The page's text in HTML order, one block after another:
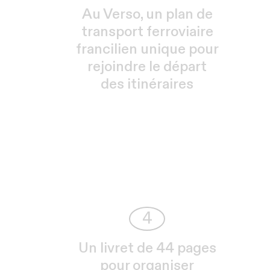
Au Verso, un plan de
transport ferroviaire
francilien unique pour
rejoindre le départ
des itinéraires
4
Un livret de 44 pages
pour organiser